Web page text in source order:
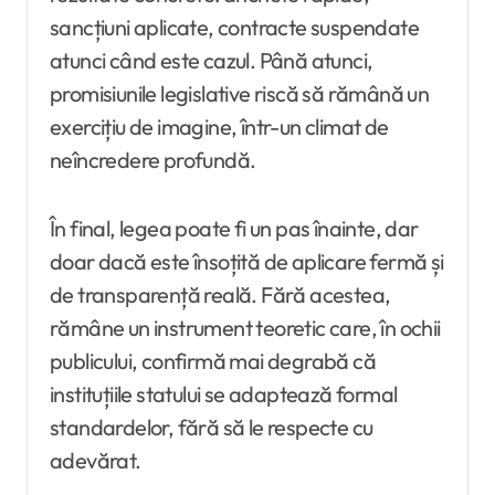
sancțiuni aplicate, contracte suspendate
atunci când este cazul. Până atunci,
promisiunile legislative riscă să rămână un
exercițiu de imagine, într-un climat de
neîncredere profundă.
În final, legea poate fi un pas înainte, dar
doar dacă este însoțită de aplicare fermă și
de transparență reală. Fără acestea,
rămâne un instrument teoretic care, în ochii
publicului, confirmă mai degrabă că
instituțiile statului se adaptează formal
standardelor, fără să le respecte cu
adevărat.